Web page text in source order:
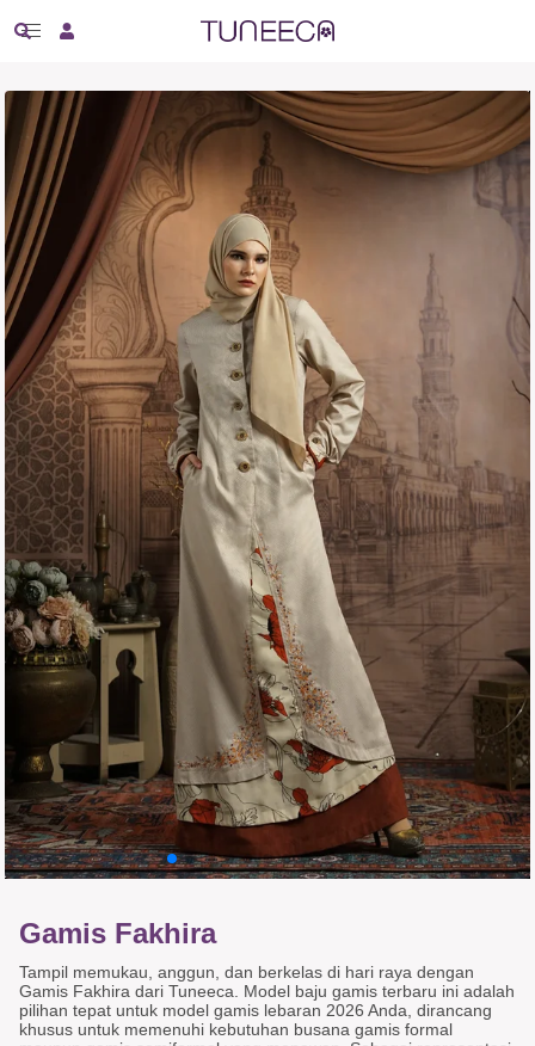
Gamis Fakhira
Tampil memukau, anggun, dan berkelas di hari raya dengan
Gamis Fakhira dari Tuneeca. Model baju gamis terbaru ini adalah
pilihan tepat untuk model gamis lebaran 2026 Anda, dirancang
khusus untuk memenuhi kebutuhan busana gamis formal